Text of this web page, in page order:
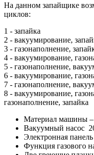
На данном запайщике
циклов:
1 - запайка
2 - вакуумирование,
3 - газонаполнение,
4 - вакуумирование,
5 - газонаполнение,
6 - вакуумирование,
7 - газонаполнение,
8 - вакуумирование,
газонаполнение, запайка
Материал машины –
Вакуумный насос
Электронная
Функция газового